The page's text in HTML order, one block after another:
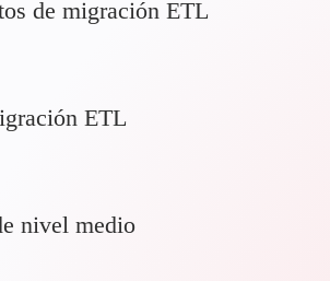
de migración ETL
ETL
nivel medio